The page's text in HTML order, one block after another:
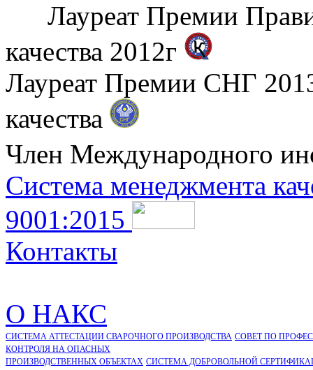
Лауреат Премии
качества 2012г
Лауреат Премии СНГ
качества
Член Международного
Система менеджмента
9001:2015
Контакты
О НАКС
СИСТЕМА АТТЕСТАЦИИ СВАРОЧНОГО ПРОИЗВОДСТВА СОВЕТ ПО
КОНТРОЛЯ НА ОПАСНЫХ
ПРОИЗВОДСТВЕННЫХ ОБЪЕКТАХ СИСТЕМА ДОБРОВОЛЬНОЙ